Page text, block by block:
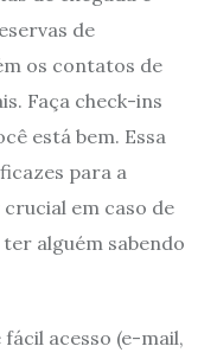
de
os contatos de
Faça check-ins
está bem. Essa
para a
em caso de
alguém sabendo
acesso (e-mail,